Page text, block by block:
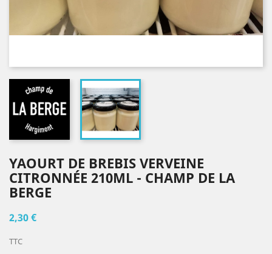
YAOURT DE BREBIS VERVEINE
CITRONNÉE 210ML - CHAMP DE LA
BERGE
2,30 €
TTC